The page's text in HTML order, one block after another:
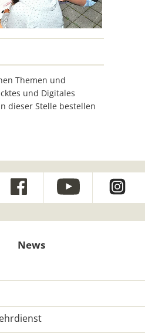
Themen und
und Digitales
dieser Stelle bestellen
News